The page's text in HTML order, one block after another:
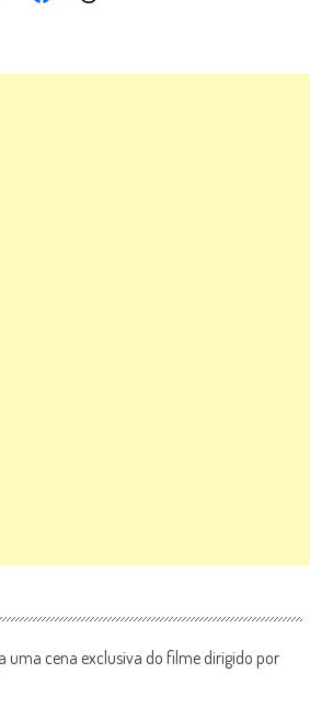
uma cena exclusiva do filme dirigido por